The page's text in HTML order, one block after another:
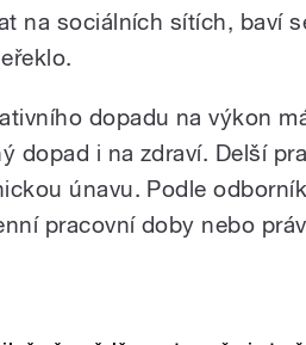
na sociálních sítích, baví
dopadu na výkon
dopad i na zdraví. Delší
únavu. Podle
pracovní doby nebo